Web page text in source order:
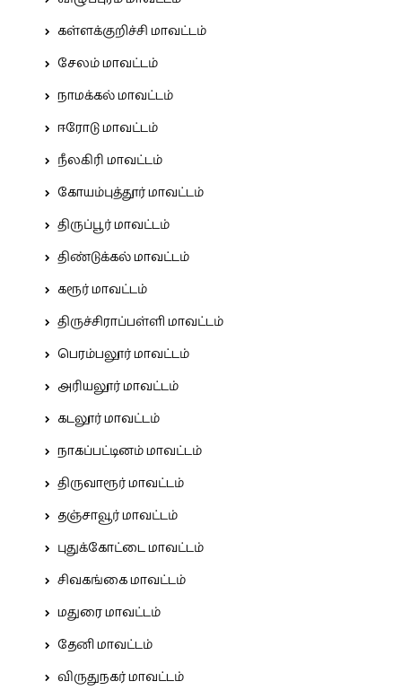
கள்ளக்குறிச்சி மாவட்டம்
சேலம் மாவட்டம்
நாமக்கல் மாவட்டம்
ஈரோடு மாவட்டம்
நீலகிரி மாவட்டம்
கோயம்புத்தூர் மாவட்டம்
திருப்பூர் மாவட்டம்
திண்டுக்கல் மாவட்டம்
கரூர் மாவட்டம்
திருச்சிராப்பள்ளி மாவட்டம்
பெரம்பலூர் மாவட்டம்
அரியலூர் மாவட்டம்
கடலூர் மாவட்டம்
நாகப்பட்டினம் மாவட்டம்
திருவாரூர் மாவட்டம்
தஞ்சாவூர் மாவட்டம்
புதுக்கோட்டை மாவட்டம்
சிவகங்கை மாவட்டம்
மதுரை மாவட்டம்
தேனி மாவட்டம்
விருதுநகர் மாவட்டம்